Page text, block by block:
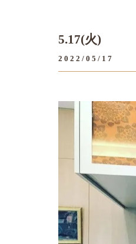
5.17(火)
2022/05/17